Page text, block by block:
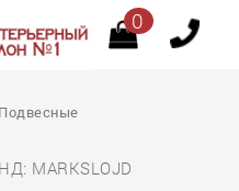
0
Подвесные
MARKSLOJD